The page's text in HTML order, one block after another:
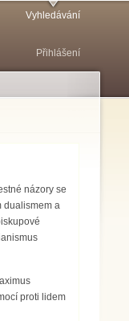
Vyhledávání
Přihlášení
názory se
dualismem a
proti lidem